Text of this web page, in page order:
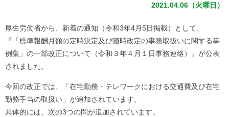
2021.04.06（火曜日）
厚生労働省から、新着の通知（令和3年4月5日掲載）として、
『「標準報酬月額の定時決定及び随時改定の事務取扱いに関する事
例集」の一部改正について（令和３年４月１日事務連絡）』が公表
されました。
今回の改正では、「在宅勤務・テレワークにおける交通費及び在宅
勤務手当の取扱い」が追加されています。
具体的には、次の3つの問が追加されています。